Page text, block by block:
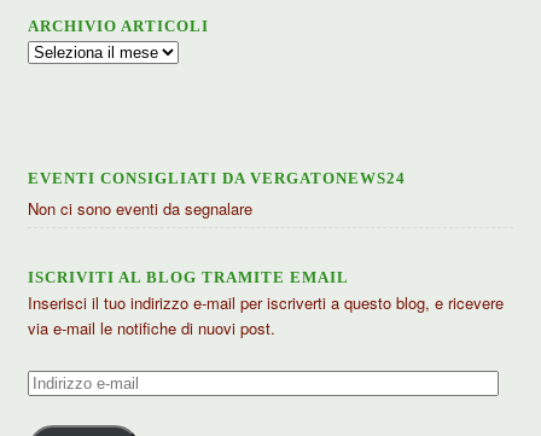
ARCHIVIO ARTICOLI
Archivio
EVENTI CONSIGLIATI DA VERGATONEWS24
Non ci sono eventi da segnalare
ISCRIVITI AL BLOG TRAMITE EMAIL
Inserisci il tuo indirizzo e-mail per iscriverti a questo blog, e ricevere
via e-mail le notifiche di nuovi post.
Indirizzo